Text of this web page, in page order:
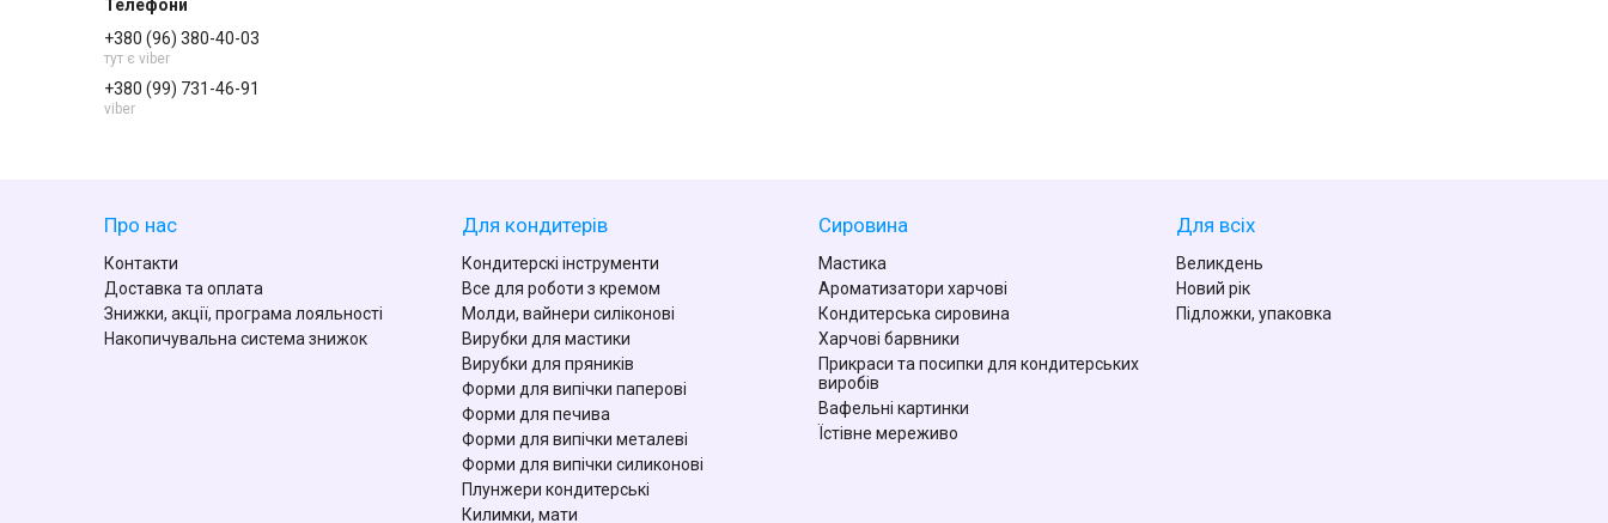
+380 (96) 380-40-03
тут є viber
+380 (99) 731-46-91
viber
Про нас
Контакти
Доставка та оплата
Знижки, акції, програма лояльності
Накопичувальна система знижок
Для кондитерів
Кондитерскі інструменти
Все для роботи з кремом
Молди, вайнери силіконові
Вирубки для мастики
Вирубки для пряників
Форми для випічки паперові
Форми для печива
Форми для випічки металеві
Форми для випічки силиконові
Плунжери кондитерські
Килимки, мати
Сировина
Мастика
Ароматизатори харчові
Кондитерська сировина
Харчові барвники
Прикраси та посипки для кондитерських
виробів
Вафельні картинки
Їстівне мереживо
Для всіх
Великдень
Новий рік
Підложки, упаковка